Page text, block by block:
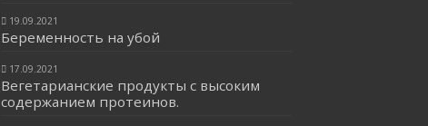
19.09.2021
Беременность на убой
17.09.2021
Вегетарианские продукты с высоким
содержанием протеинов.